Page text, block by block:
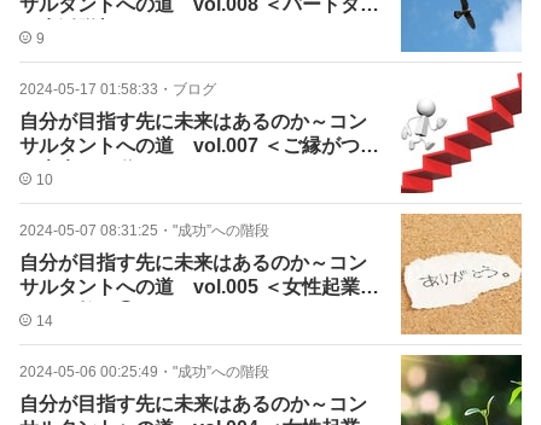
サルタントへの道 vol.008 ＜パートタイ
ム生活脱却＞
9
2024-05-17 01:58:33 ・ ブログ
自分が目指す先に未来はあるのか～コン
サルタントへの道 vol.007 ＜ご縁がつな
ぐ未来への道＞
10
2024-05-07 08:31:25 ・ "成功”への階段
自分が目指す先に未来はあるのか～コン
サルタントへの道 vol.005 ＜女性起業家
たちの教え③＞
14
2024-05-06 00:25:49 ・ "成功”への階段
自分が目指す先に未来はあるのか～コン